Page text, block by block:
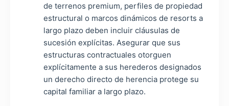
de terrenos premium, perfiles de propiedad
estructural o marcos dinámicos de resorts a
largo plazo deben incluir cláusulas de
sucesión explícitas. Asegurar que sus
estructuras contractuales otorguen
explícitamente a sus herederos designados
un derecho directo de herencia protege su
capital familiar a largo plazo.